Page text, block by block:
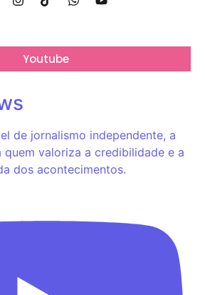
Youtube
de jornalismo independente, a
quem valoriza a credibilidade e a
dos acontecimentos.